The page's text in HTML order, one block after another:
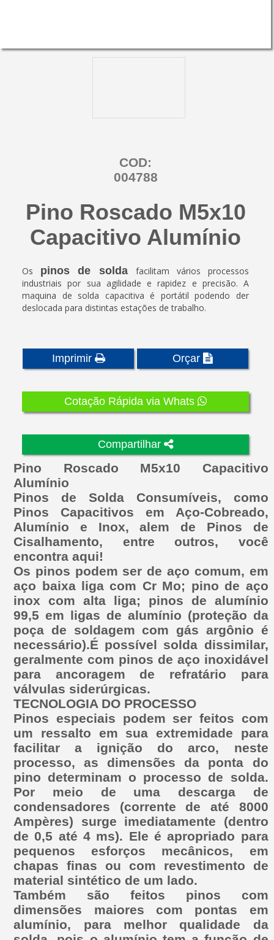
COD:
004788
Pino Roscado M5x10
Capacitivo Alumínio
Os pinos de solda facilitam vários processos
industriais por sua agilidade e rapidez e precisão. A
maquina de solda capacitiva é portátil podendo der
deslocada para distintas estações de trabalho.
Imprimir Orçar
Cotação Rápida via Whats
Compartilhar
Pino Roscado M5x10 Capacitivo
Alumínio
Pinos de Solda Consumíveis, como
Pinos Capacitivos em Aço-Cobreado,
Alumínio e Inox, alem de Pinos de
Cisalhamento, entre outros, você
encontra aqui!
Os pinos podem ser de aço comum, em
aço baixa liga com Cr Mo; pino de aço
inox com alta liga; pinos de alumínio
99,5 em ligas de alumínio (proteção da
poça de soldagem com gás argônio é
necessário).É possível solda dissimilar,
geralmente com pinos de aço inoxidável
para ancoragem de refratário para
válvulas siderúrgicas.
TECNOLOGIA DO PROCESSO
Pinos especiais podem ser feitos com
um ressalto em sua extremidade para
facilitar a ignição do arco, neste
processo, as dimensões da ponta do
pino determinam o processo de solda.
Por meio de uma descarga de
condensadores (corrente de até 8000
Ampères) surge imediatamente (dentro
de 0,5 até 4 ms). Ele é apropriado para
pequenos esforços mecânicos, em
chapas finas ou com revestimento de
material sintético de um lado.
Também são feitos pinos com
dimensões maiores com pontas em
alumínio, para melhor qualidade da